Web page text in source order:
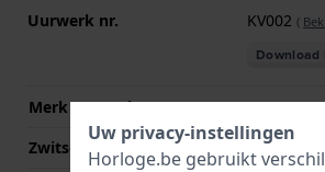
Uurwerk nr. KV002 (
Download
Merk uurwerk
CN
Zwitsers uurwerk
Nee
Uw privacy-instellingen
Horloge.be gebruikt